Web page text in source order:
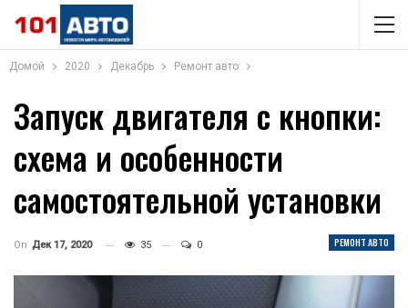
Домой 2020 Декабрь Ремонт авто
Запуск двигателя с кнопки:
схема и особенности
самостоятельной установки
РЕМОНТ АВТО
On Дек 17, 2020 35 0